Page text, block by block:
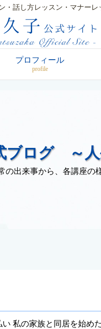
・話し方レッスン・マナー
プロフィール
profile
ブログ ～
の出来事から、各講座の
私の家族と同居を始め